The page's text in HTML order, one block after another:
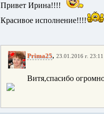
Привет Ирина!!!!
Красивое исполнение!!!!
Prima25, 23.01.2016 г. 23:11
Витя,спасибо